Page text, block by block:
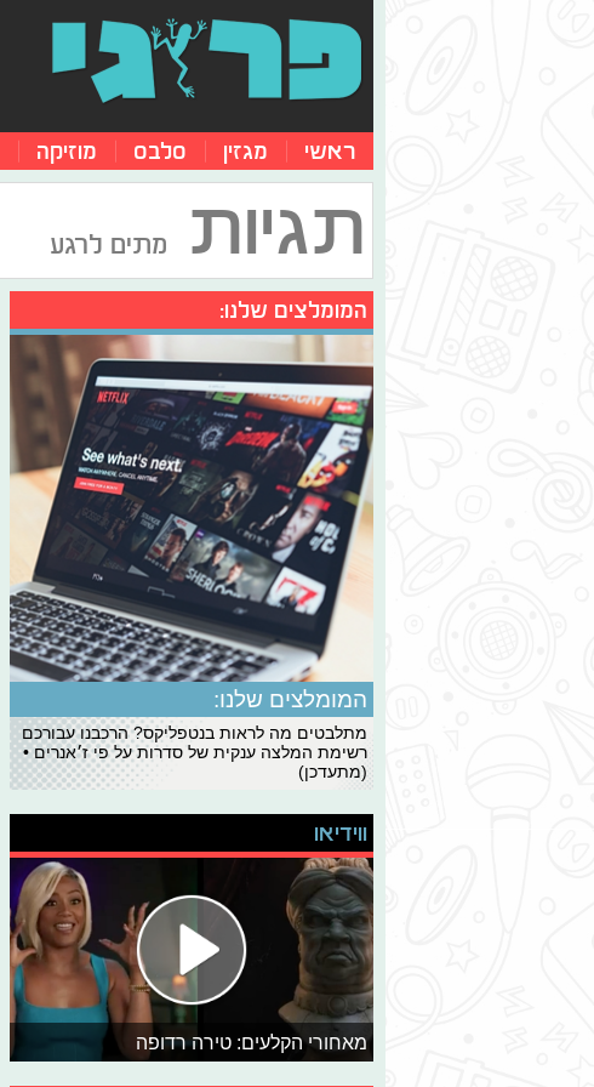
ראשי מגזין סלבס מוזיקה
תגיות מתים לרגע
המומלצים שלנו:
המומלצים שלנו:
מתלבטים מה לראות בנטפליקס? הרכבנו עבורכם
רשימת המלצה ענקית של סדרות על פי ז׳אנרים •
(מתעדכן)
ווידיאו
מאחורי הקלעים: טירה רדופה